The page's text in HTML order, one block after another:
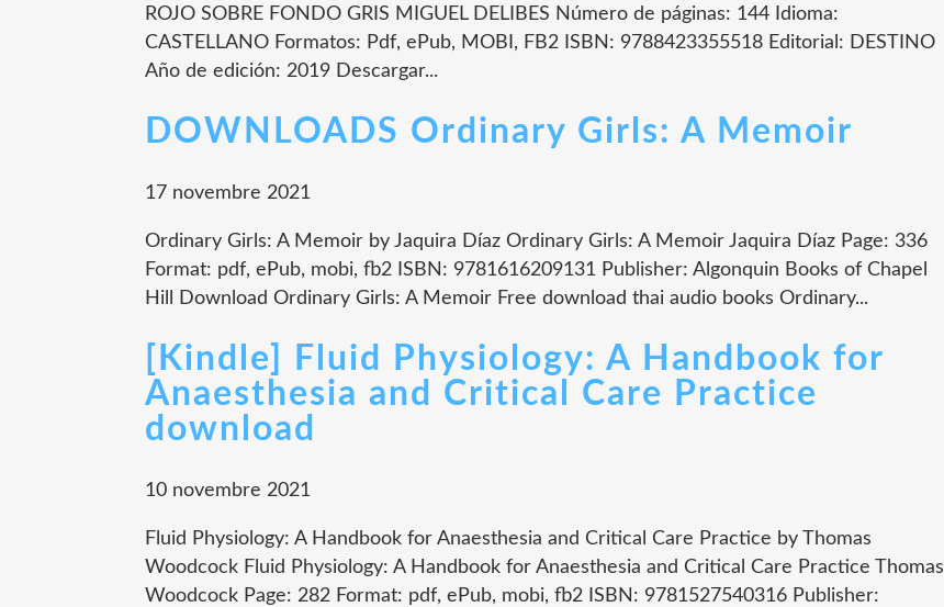
ROJO SOBRE FONDO GRIS MIGUEL DELIBES Número de páginas: 144 Idioma:
CASTELLANO Formatos: Pdf, ePub, MOBI, FB2 ISBN: 9788423355518 Editorial: DESTINO
Año de edición: 2019 Descargar...
DOWNLOADS Ordinary Girls: A Memoir
17 novembre 2021
Ordinary Girls: A Memoir by Jaquira Díaz Ordinary Girls: A Memoir Jaquira Díaz Page: 336
Format: pdf, ePub, mobi, fb2 ISBN: 9781616209131 Publisher: Algonquin Books of Chapel
Hill Download Ordinary Girls: A Memoir Free download thai audio books Ordinary...
[Kindle] Fluid Physiology: A Handbook for
Anaesthesia and Critical Care Practice
download
10 novembre 2021
Fluid Physiology: A Handbook for Anaesthesia and Critical Care Practice by Thomas
Woodcock Fluid Physiology: A Handbook for Anaesthesia and Critical Care Practice Thomas
Woodcock Page: 282 Format: pdf, ePub, mobi, fb2 ISBN: 9781527540316 Publisher: